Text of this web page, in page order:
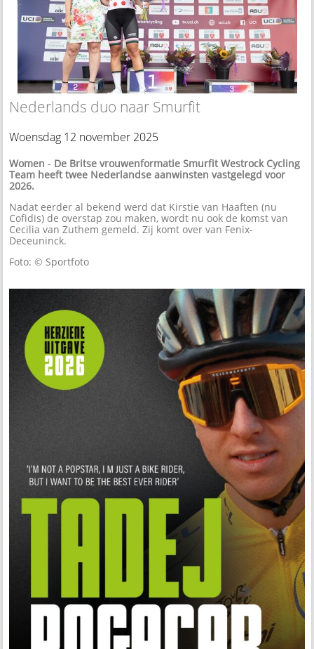
Nederlands duo naar Smurfit
Woensdag 12 november 2025
Women - De Britse vrouwenformatie Smurfit Westrock Cycling
Team heeft twee Nederlandse aanwinsten vastgelegd voor
2026.
Nadat eerder al bekend werd dat Kirstie van Haaften (nu
Cofidis) de overstap zou maken, wordt nu ook de komst van
Cecilia van Zuthem gemeld. Zij komt over van Fenix-
Deceuninck.
Foto: © Sportfoto